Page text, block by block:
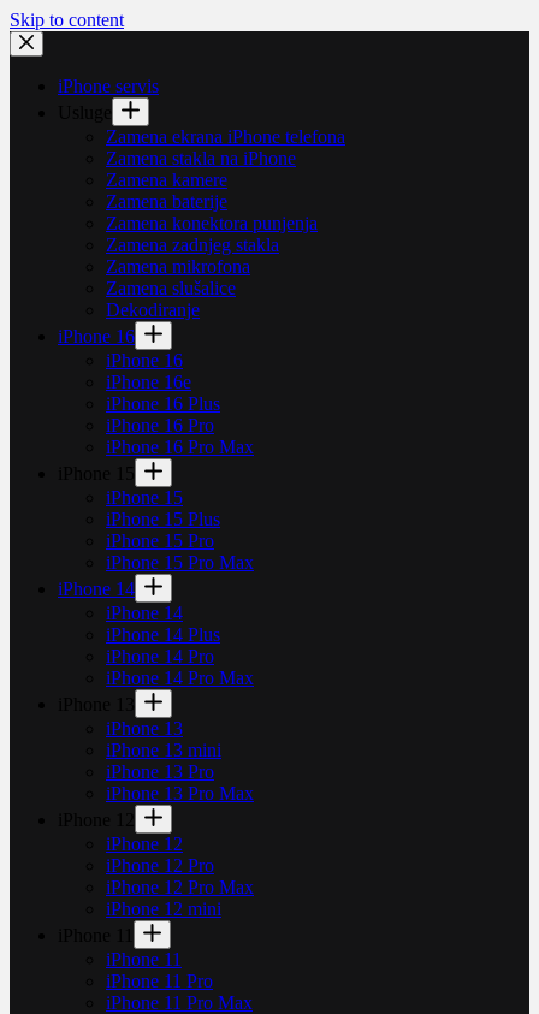
Skip to content
iPhone servis
Zamena ekrana iPhone telefona
Zamena stakla na iPhone
Zamena kamere
Zamena baterije
Zamena konektora punjenja
Zamena zadnjeg stakla
Zamena mikrofona
Zamena slušalice
Dekodiranje
iPhone 16
iPhone 16
iPhone 16e
iPhone 16 Plus
iPhone 16 Pro
iPhone 16 Pro Max
iPhone 15
iPhone 15 Plus
iPhone 15 Pro
iPhone 15 Pro Max
iPhone 14
iPhone 14
iPhone 14 Plus
iPhone 14 Pro
iPhone 14 Pro Max
iPhone 13
iPhone 13 mini
iPhone 13 Pro
iPhone 13 Pro Max
iPhone 12
iPhone 12 Pro
iPhone 12 Pro Max
iPhone 12 mini
iPhone 11
iPhone 11 Pro
iPhone 11 Pro Max